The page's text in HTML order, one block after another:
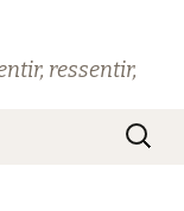
ressentir,